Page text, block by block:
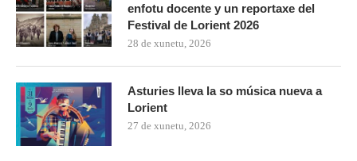
enfotu docente y un reportaxe del
Festival de Lorient 2026
28 de xunetu, 2026
Asturies lleva la so música nueva a
Lorient
27 de xunetu, 2026